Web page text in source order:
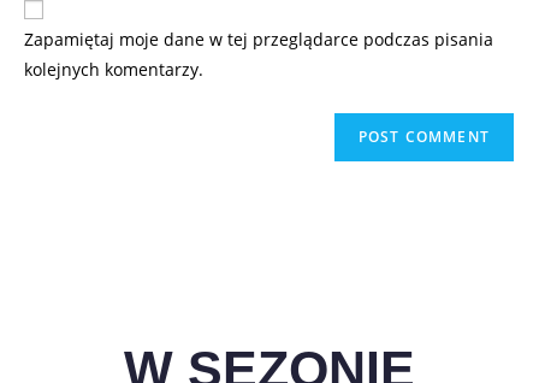
Zapamiętaj moje dane w tej przeglądarce podczas pisania
kolejnych komentarzy.
W SEZONIE